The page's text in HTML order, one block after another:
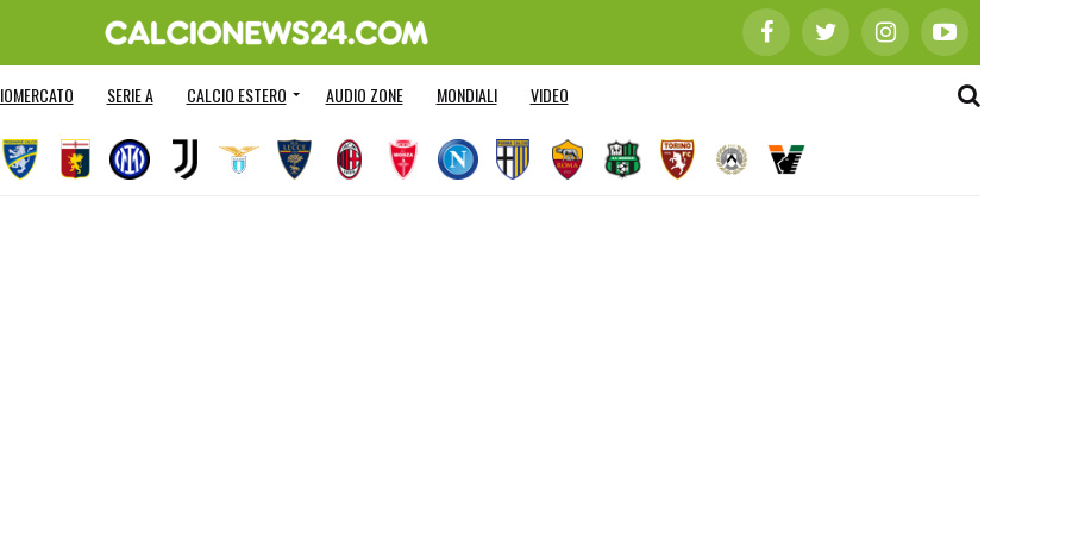
SERIE A CALCIO ESTERO AUDIO ZONE MONDIALI VIDEO